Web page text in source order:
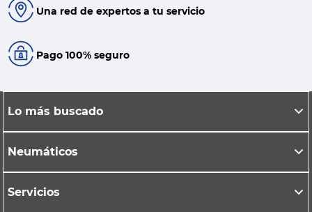
Una red de expertos a tu servicio
Pago 100% seguro
Lo más buscado
Neumáticos
Servicios